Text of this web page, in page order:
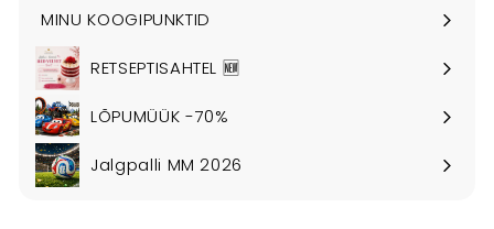
MINU KOOGIPUNKTID
RETSEPTISAHTEL 🆕
LÕPUMÜÜK -70%
Jalgpalli MM 2026